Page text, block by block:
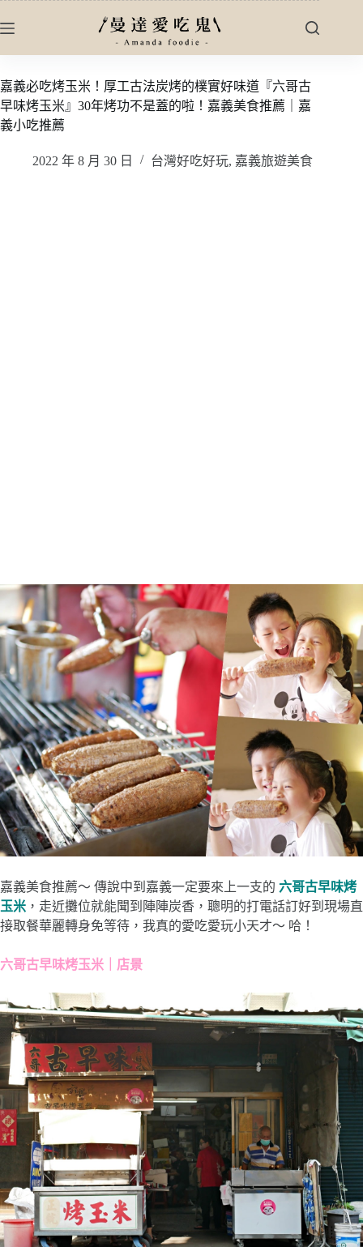
至
內
容
嘉義必吃烤玉米！厚工古法炭烤的樸實好味道『六哥古
早味烤玉米』30年烤功不是蓋的啦！嘉義美食推薦｜嘉
義小吃推薦
2022 年 8 月 30 日 台灣好吃好玩, 嘉義旅遊美食
嘉義美食推薦～ 傳說中到嘉義一定要來上一支的 六哥古早味烤
玉米 ，走近攤位就能聞到陣陣炭香，聰明的打電話訂好到現場直
接取餐華麗轉身免等待，我真的愛吃愛玩小天才～ 哈！
六哥古早味烤玉米｜店景